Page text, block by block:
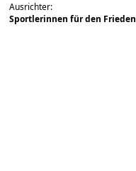
Ausrichter:
Sportlerinnen für den Frieden